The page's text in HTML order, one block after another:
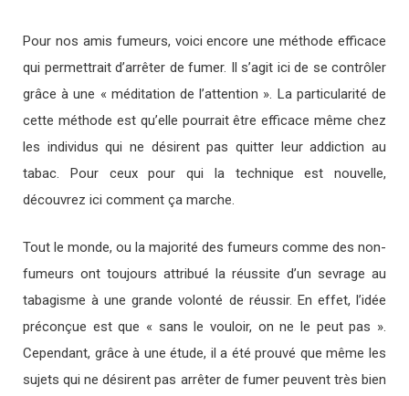
Pour nos amis fumeurs, voici encore une méthode efficace
qui permettrait d’arrêter de fumer. Il s’agit ici de se contrôler
grâce à une « méditation de l’attention ». La particularité de
cette méthode est qu’elle pourrait être efficace même chez
les individus qui ne désirent pas quitter leur addiction au
tabac. Pour ceux pour qui la technique est nouvelle,
découvrez ici comment ça marche.
Tout le monde, ou la majorité des fumeurs comme des non-
fumeurs ont toujours attribué la réussite d’un sevrage au
tabagisme à une grande volonté de réussir. En effet, l’idée
préconçue est que « sans le vouloir, on ne le peut pas ».
Cependant, grâce à une étude, il a été prouvé que même les
sujets qui ne désirent pas arrêter de fumer peuvent très bien